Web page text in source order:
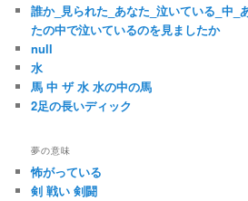
誰か_見られた_あなた_泣いている_中_
たの中で泣いているのを見ましたか
null
水
馬 中 ザ 水 水の中の馬
2足の長いディック
夢の意味
怖がっている
剣 戦い 剣闘